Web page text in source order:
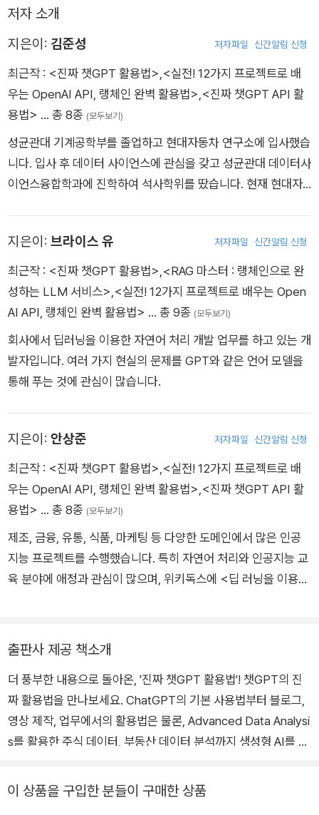
저자 소개
지은이: 김준성 저자파일 신간알림 신청
최근작 : <진짜 챗GPT 활용법> <실전! 12가지 프로젝트로 배
우는 OpenAI API, 랭체인 완벽 활용법> <진짜 챗GPT API 활
용법> … 총 8종 (모두보기)
성균관대 기계공학부를 졸업하고 현대자동차 연구소에 입사했습
니다. 입사 후 데이터 사이언스에 관심을 갖고 성균관대 데이터사
이언스융합학과에 진학하여 석사학위를 땄습니다. 현재 현대자
연구/개발에 힘쓰고 있습니다.
지은이: 브라이스 유 저자파일 신간알림 신청
최근작 : <진짜 챗GPT 활용법> <RAG 마스터 : 랭체인으로 완
성하는 LLM 서비스> <실전! 12가지 프로젝트로 배우는 Open
AI API, 랭체인 완벽 활용법> … 총 9종 (모두보기)
회사에서 딥러닝을 이용한 자연어 처리 개발 업무를 하고 있는 개
발자입니다. 여러 가지 현실의 문제를 GPT와 같은 언어 모델을
통해 푸는 것에 관심이 많습니다.
지은이: 안상준 저자파일 신간알림 신청
최근작 : <진짜 챗GPT 활용법> <실전! 12가지 프로젝트로 배
우는 OpenAI API, 랭체인 완벽 활용법> <진짜 챗GPT API 활
용법> … 총 8종 (모두보기)
제조, 금융, 유통, 식품, 마케팅 등 다양한 도메인에서 많은 인공
지능 프로젝트를 수행했습니다. 특히 자연어 처리와 인공지능 교
육 분야에 애정과 관심이 많으며, 위키독스에 <딥 러닝을 이용한
스 분야를 강의하고 있습니다.
출판사 제공 책소개
더 풍부한 내용으로 돌아온, '진짜 챗GPT 활용법'! 챗GPT의 진
짜 활용법을 만나보세요. ChatGPT의 기본 사용법부터 블로그,
영상 제작, 업무에서의 활용법은 물론, Advanced Data Analysi
s를 활용한 주식 데이터, 부동산 데이터 분석까지 생성형 AI를 다
서도 ChatGPT 그리고 다양한 AI 도구로 똑똑하게 일해보세요.
이 상품을 구입한 분들이 구매한 상품